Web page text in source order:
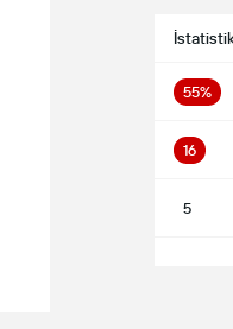
55%
16
5